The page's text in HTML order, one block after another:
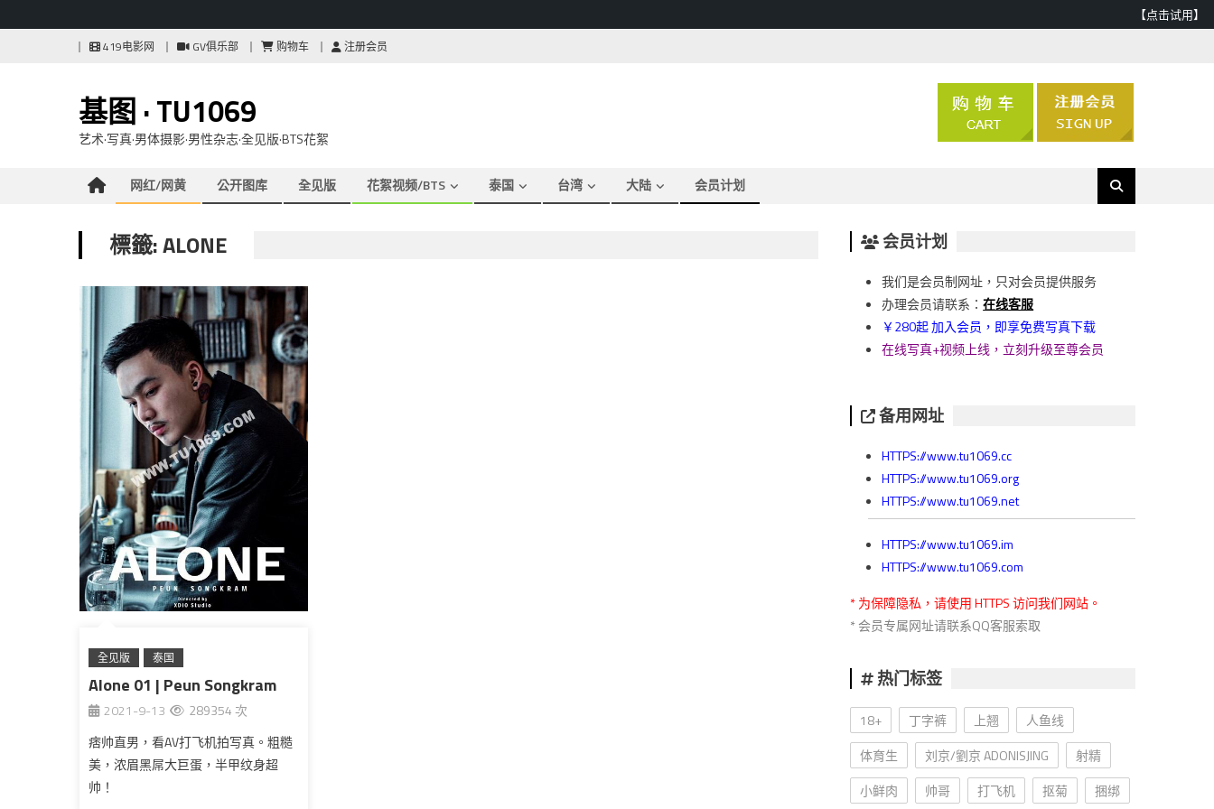
【点击试用】
419电影网 GV俱乐部 购物车 注册会员
基图 · TU1069
艺术·写真·男体摄影·男性杂志·全见版·BTS花絮
网红/网黄 公开图库 全见版 花絮视频/BTS 泰国 台湾 大陆 会员计划
標籤: ALONE
全见版 泰国
Alone 01 | Peun Songkram
2021-9-13
289354 次
痞帅直男，看AV打飞机拍写真。粗糙
美，浓眉黑屌大巨蛋，半甲纹身超
帅！
会员计划
我们是会员制网址，只对会员提供服务
办理会员请联系：在线客服
￥280起 加入会员，即享免费写真下载
在线写真+视频上线，立刻升级至尊会员
备用网址
HTTPS://www.tu1069.cc
HTTPS://www.tu1069.org
HTTPS://www.tu1069.net
HTTPS://www.tu1069.im
HTTPS://www.tu1069.com
* 为保障隐私，请使用 HTTPS 访问我们网站。
* 会员专属网址请联系QQ客服索取
热门标签
18+ 丁字裤 上翘
人鱼线
体育生
刘京/劉京 ADONISJING
射精
小鲜肉
帅哥 打飞机 抠菊 捆绑